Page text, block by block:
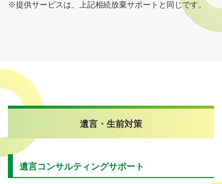
※提供サービスは、上記相続放棄サポートと同じです。
遺言・生前対策
遺言コンサルティングサポート